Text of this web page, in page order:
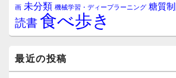
画 未分類 機械学習・ディープラーニング 糖質
読書食べ歩き
最近の投稿